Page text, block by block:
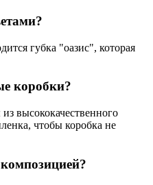
губка "оазис", которая
коробки?
высококачественного
чтобы коробка не